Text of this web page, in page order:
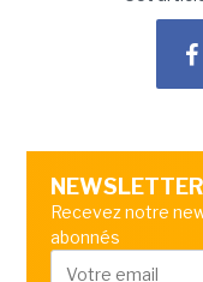
NEWSLETTER
Recevez notre
abonnés